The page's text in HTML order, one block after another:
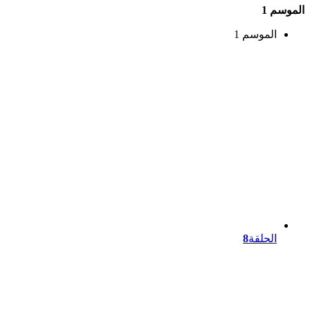
الموسم 1
الموسم 1
الحلقة8